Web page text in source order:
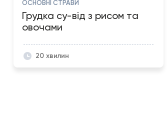
ОСНОВНІ СТРАВИ
Грудка су-від з рисом та
овочами
20 хвилин